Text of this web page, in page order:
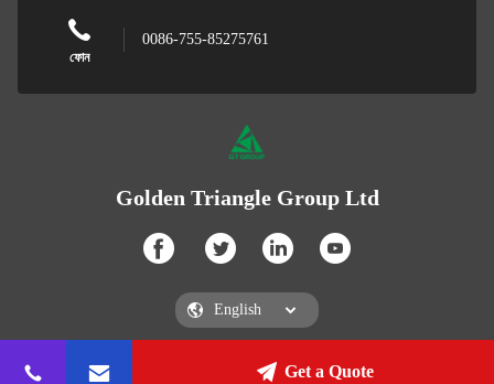
ফোন
0086-755-85275761
Golden Triangle Group Ltd
Golden Triangle Group LtdGet a Quote